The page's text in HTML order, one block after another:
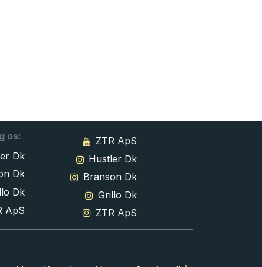
os:
Dk
Dk
Dk
ApS
ZTR ApS
Hustler Dk
Branson Dk
Grillo Dk
ZTR ApS